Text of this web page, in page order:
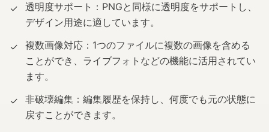
✓
透明度サポート：PNGと同様に透明度をサポートし、
デザイン用途に適しています。
✓
複数画像対応：1つのファイルに複数の画像を含める
ことができ、ライブフォトなどの機能に活用されてい
ます。
✓
非破壊編集：編集履歴を保持し、何度でも元の状態に
戻すことができます。